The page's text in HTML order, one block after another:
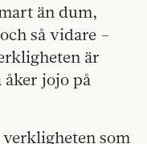
än dum,
så vidare –
är
åker jojo på
som